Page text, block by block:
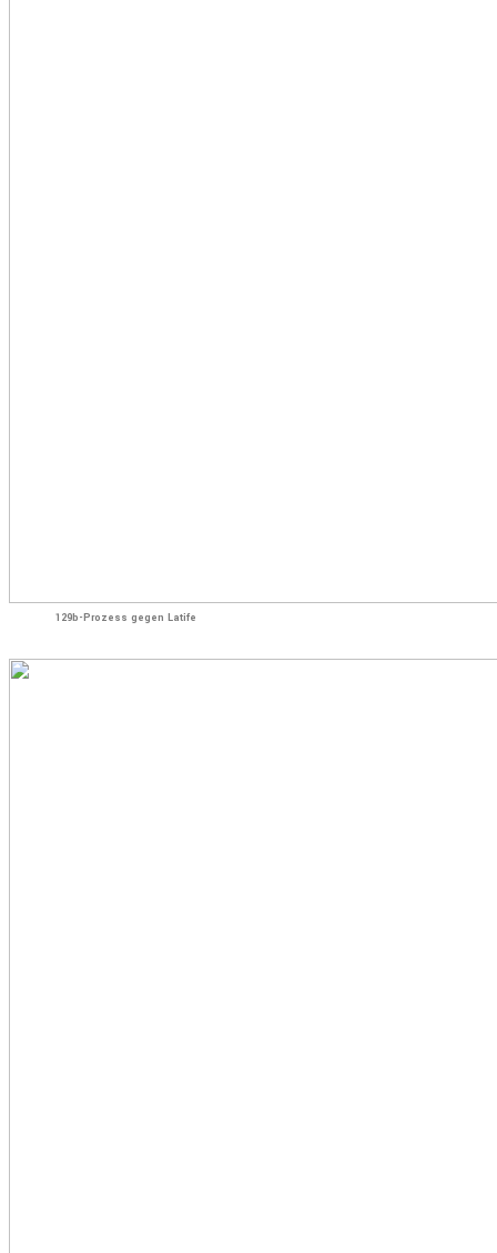
129b-Prozess gegen Latife